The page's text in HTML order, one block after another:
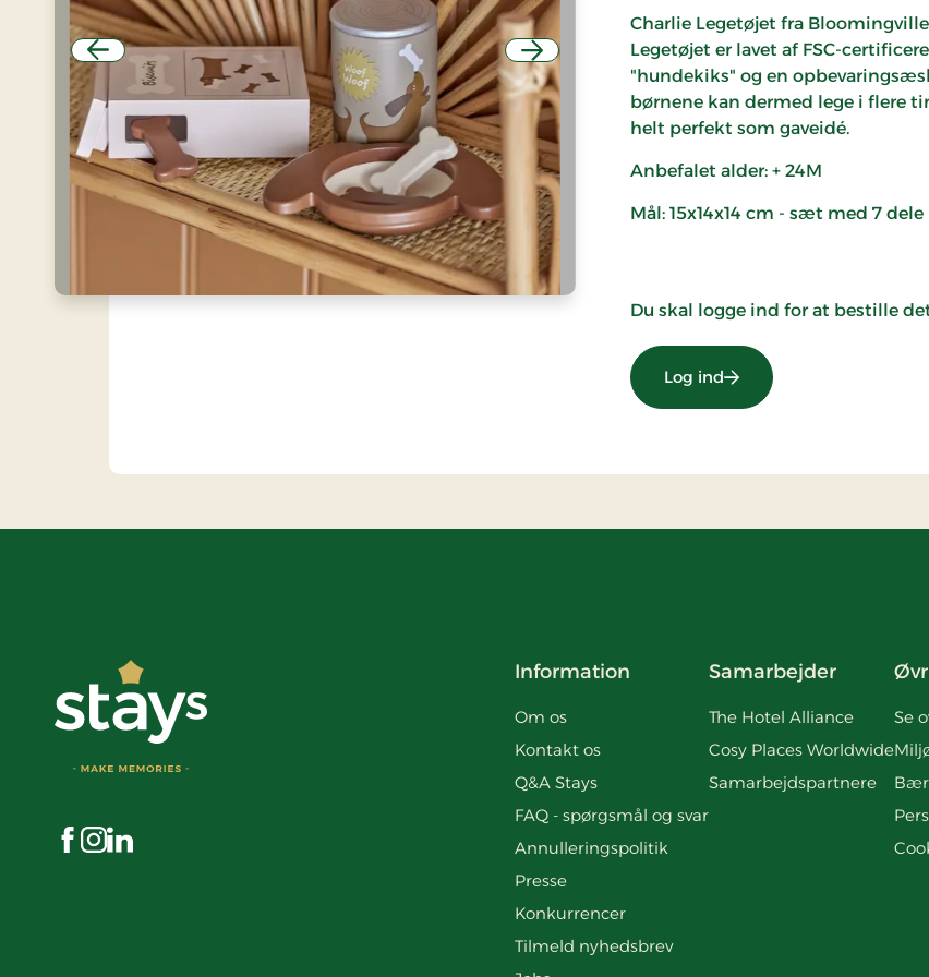
Forrige Næste
Charlie Legetøjet fra
Legetøjet er lavet af FSC-
"hundekiks" og en
børnene kan dermed lege i flere
helt perfekt som gaveidé.
Anbefalet alder: + 24M
Mål: 15x14x14 cm - sæt med 7 dele
Du skal logge ind for at bestille
Log ind
Besøg os på Facebook
Besøg os på Instagram
Besøg os på LinkedIn
Information
Om os
Kontakt os
Q&A Stays
FAQ - spørgsmål og svar
Annulleringspolitik
Presse
Konkurrencer
Tilmeld nyhedsbrev
Samarbejder
The Hotel Alliance
Cosy Places Worldwide
Samarbejdspartnere
Se